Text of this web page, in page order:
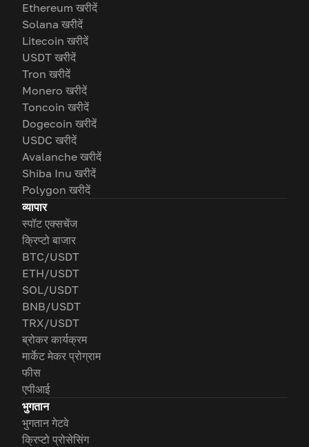
Ethereum खरीदें
Solana खरीदें
Litecoin खरीदें
USDT खरीदें
Tron खरीदें
Monero खरीदें
Toncoin खरीदें
Dogecoin खरीदें
USDC खरीदें
Avalanche खरीदें
Shiba Inu खरीदें
Polygon खरीदें
व्यापार
स्पॉट एक्सचेंज
क्रिप्टो बाजार
BTC/USDT
ETH/USDT
SOL/USDT
BNB/USDT
TRX/USDT
ब्रोकर कार्यक्रम
मार्केट मेकर प्रोग्राम
फीस
एपीआई
भुगतान
भुगतान गेटवे
क्रिप्टो प्रोसेसिंग